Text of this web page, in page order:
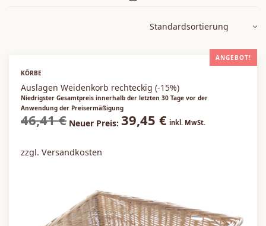
ANGEBOT!
KÖRBE
Auslagen Weidenkorb rechteckig (-15%)
Niedrigster Gesamtpreis innerhalb der letzten 30 Tage vor der
Anwendung der Preisermäßigung
46,41€ Ursprünglicher
46,41 €
Neuer Preis: 39,45 €Aktueller
inkl. MwSt.
zzgl. Versandkosten
Zweitplatzierung
Sale / Aktionen